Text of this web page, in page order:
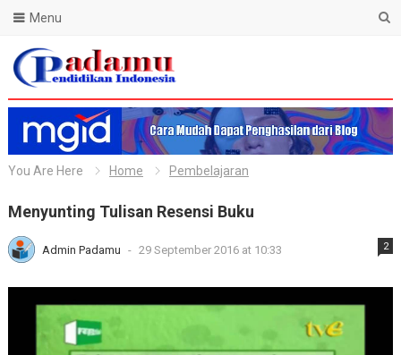
Blog Padamu
Menu
You Are Here Home Pembelajaran
Menyunting Tulisan Resensi Buku
Admin Padamu - 29 September 2016 at 10:33 2